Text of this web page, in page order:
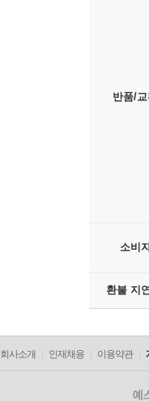
반품/
소비
환불 지
회사소개 인재채용 이용약관